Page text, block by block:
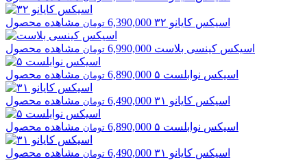
اسیکس کایانو ۳۲ 6,390,000 تومان مشاهده محصول
اسیکس کینسی بلاست 6,990,000 تومان مشاهده محصول
اسیکس نوابلست ۵ 6,890,000 تومان مشاهده محصول
اسیکس کایانو ۳۱ 6,490,000 تومان مشاهده محصول
اسیکس نوابلست ۵ 6,890,000 تومان مشاهده محصول
اسیکس کایانو ۳۱ 6,490,000 تومان مشاهده محصول